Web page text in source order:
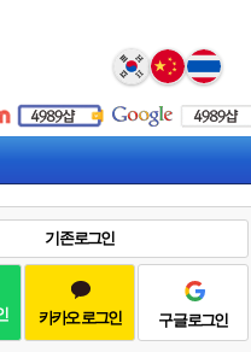
Select Language ▼
기존 로그인
카카오 로그인 구글 로그인